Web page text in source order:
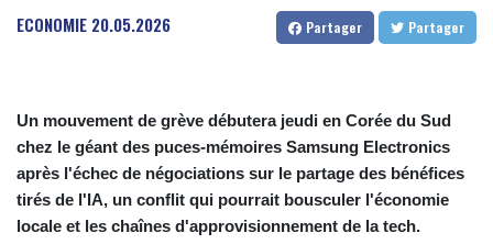
CUP 30.533527
DKK 7.475736
DOP 67.265387
DZD 153.102878
EGP 57.247371
ERN 17.283128
ECONOMIE 20.05.2026 Partager Partager
Un mouvement de grève débutera jeudi en Corée du Sud
chez le géant des puces-mémoires Samsung Electronics
après l'échec de négociations sur le partage des bénéfices
tirés de l'IA, un conflit qui pourrait bousculer l'économie
locale et les chaînes d'approvisionnement de la tech.